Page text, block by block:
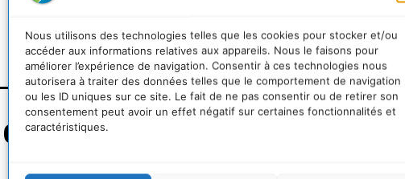
Nous utilisons des technologies telles que les cookies pour stocker et/ou
accéder aux informations relatives aux appareils. Nous le faisons pour
améliorer l’expérience de navigation. Consentir à ces technologies nous
autorisera à traiter des données telles que le comportement de navigation
ou les ID uniques sur ce site. Le fait de ne pas consentir ou de retirer son
consentement peut avoir un effet négatif sur certaines fonctionnalités et
caractéristiques.